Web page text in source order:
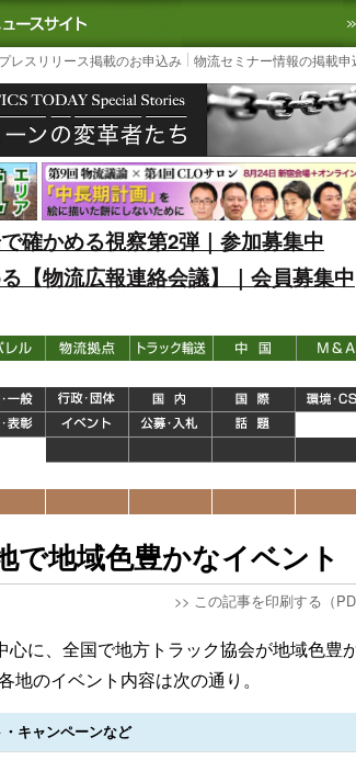
｜国内最大の物流ニュースサイト
3PL, SCMなど国内
レスリリース掲載のお申込み 物流セミナー情報の掲載申
確かめる視察第2弾｜参加募集中
【物流広報連絡会議】｜会員募集中
で地域色豊かなイベント
>> この記事を印刷する（
心に、全国で地方トラック協会が地域色豊
のイベント内容は次の通り。
キャンペーンなど